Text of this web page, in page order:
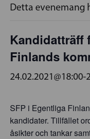
Detta evenemang
Kandidatträff
Finlands
24.02.2021@18:00-
SFP i Egentliga
kandidater. Tillfället
åsikter och tankar